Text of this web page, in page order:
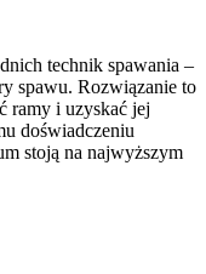
technik spawania –
spawu. Rozwiązanie to
ramy i uzyskać jej
doświadczeniu
stoją na najwyższym